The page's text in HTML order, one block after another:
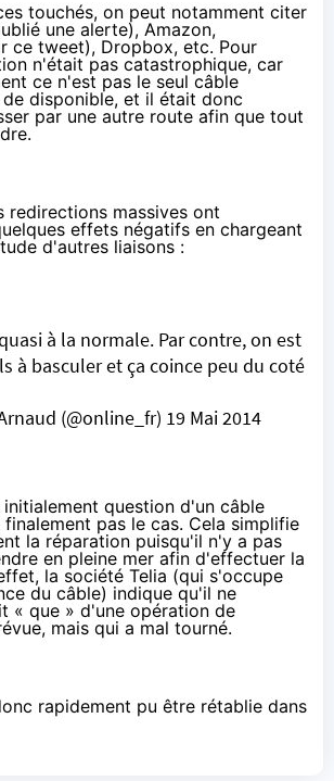
touchés, on peut notamment citer
une alerte), Amazon,
ce tweet), Dropbox, etc. Pour
n'était pas catastrophique, car
ce n'est pas le seul câble
disponible, et il était donc
par une autre route afin que tout
redirections massives ont
effets négatifs en chargeant
d'autres liaisons :
à la normale. Par contre, on est
à basculer et ça coince peu du coté
(@online_fr) 19 Mai 2014
question d'un câble
pas le cas. Cela simplifie
la réparation puisqu'il n'y a pas
en pleine mer afin d'effectuer la
la société Telia (qui s'occupe
du câble) indique qu'il ne
« que » d'une opération de
, mais qui a mal tourné.
rapidement pu être rétablie dans